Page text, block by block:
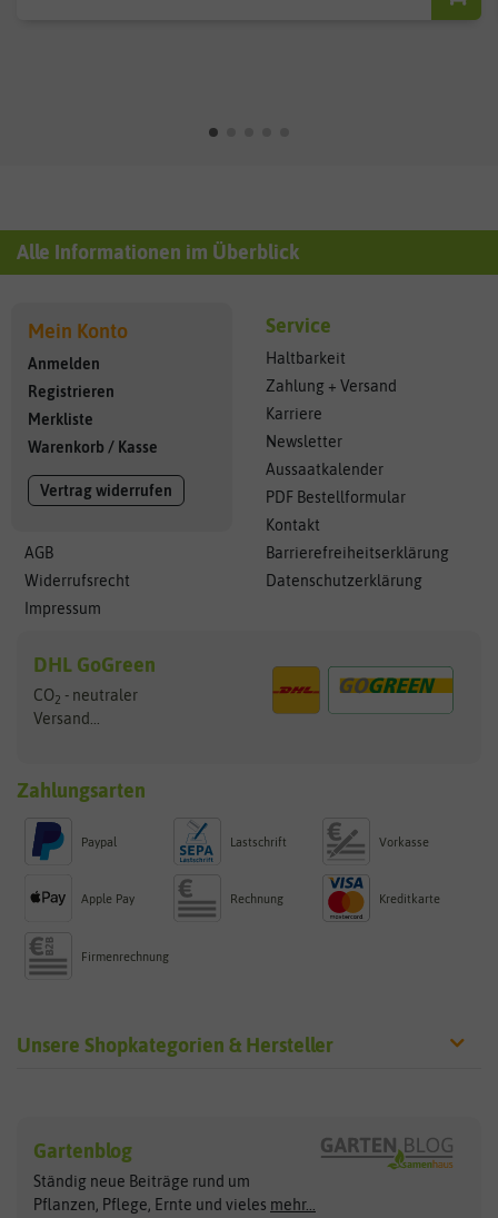
Alle Informationen im Überblick
Mein Konto
Anmelden
Registrieren
Merkliste
Warenkorb / Kasse
Vertrag widerrufen
AGB
Widerrufsrecht
Impressum
Service
Haltbarkeit
Zahlung + Versand
Karriere
Newsletter
Aussaatkalender
PDF Bestellformular
Kontakt
Barrierefreiheitserklärung
Datenschutzerklärung
DHL GoGreen
CO2 - neutraler
Versand...
Zahlungsarten
Paypal Lastschrift Vorkasse
Apple Pay Rechnung Kreditkarte
Firmenrechnung
Unsere Shopkategorien & Hersteller
Exotische Samen
Gemüsesamen
Gründünger
Arche Noah
ASB Greenworld
Clever Pots
COMPO
Gartenblog
Ständig neue Beiträge rund um
Pflanzen, Pflege, Ernte und vieles mehr...